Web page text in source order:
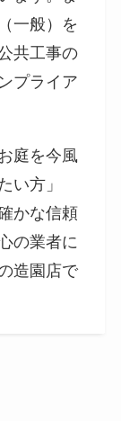
一般）を
共工事の
プライア
庭を今風
い方」
かな信頼
の業者に
造園店で